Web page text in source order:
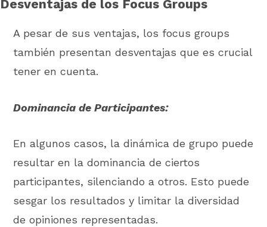
Desventajas de los Focus Groups
A pesar de sus ventajas, los focus groups
también presentan desventajas que es crucial
tener en cuenta.
Dominancia de Participantes:
En algunos casos, la dinámica de grupo puede
resultar en la dominancia de ciertos
participantes, silenciando a otros. Esto puede
sesgar los resultados y limitar la diversidad
de opiniones representadas.